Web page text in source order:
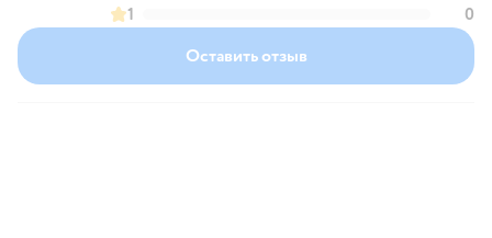
1
0
Оставить отзыв